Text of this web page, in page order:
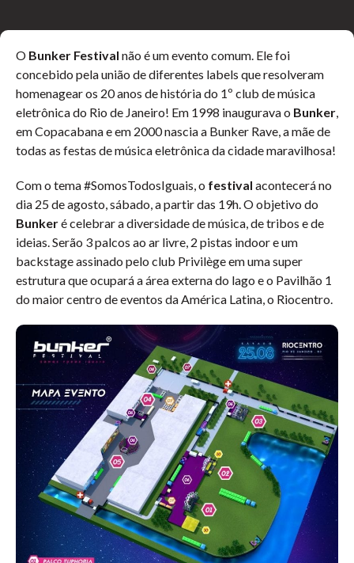
O Bunker Festival não é um evento comum. Ele foi
concebido pela união de diferentes labels que resolveram
homenagear os 20 anos de história do 1º club de música
eletrônica do Rio de Janeiro! Em 1998 inaugurava o Bunker,
em Copacabana e em 2000 nascia a Bunker Rave, a mãe de
todas as festas de música eletrônica da cidade maravilhosa!
Com o tema #SomosTodosIguais, o festival acontecerá no
dia 25 de agosto, sábado, a partir das 19h. O objetivo do
Bunkeré celebrar a diversidade de música, de tribos e de
ideias. Serão 3 palcos ao ar livre, 2 pistas indoor e um
backstage assinado pelo club Privilège em uma super
estrutura que ocupará a área externa do lago e o Pavilhão 1
do maior centro de eventos da América Latina, o Riocentro.